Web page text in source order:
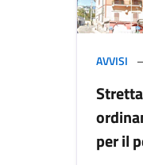
AVVISI
per il